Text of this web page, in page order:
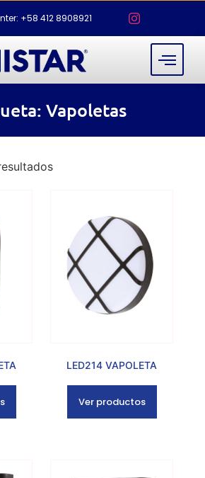
+58 412 8908921
Vapoletas
LED214 VAPOLETA
Ver productos